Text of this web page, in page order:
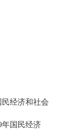
经济和社会
国民经济